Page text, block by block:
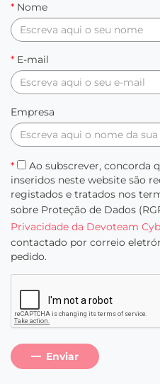
* Nome
* E-mail
Empresa
*
Ao subscrever, concorda
inseridos neste website são
registados e tratados nos
sobre Proteção de Dados
Privacidade da Devoteam
contactado por correio
pedido.
Enviar